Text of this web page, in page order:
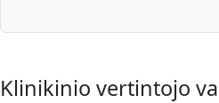
Klinikinio vertintojo